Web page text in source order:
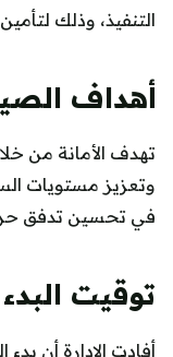
التنفيذ، وذلك
أهداف
تهدف الأمانة من
وتعزيز مستويات
في تحسين تدفق
توقيت البدء